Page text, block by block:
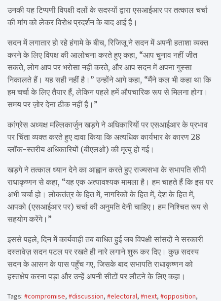
उनकी यह टिप्पणी विपक्षी दलों के सदस्यों द्वारा एसआईआर पर तत्काल चर्चा
की मांग को लेकर विरोध प्रदर्शन के बाद आई है।
सदन में लगातार हो रहे हंगामे के बीच, रिजिजू ने सदन में अपनी हताशा व्यक्त
करने के लिए विपक्ष की आलोचना करते हुए कहा, “आप चुनाव नहीं जीत
सकते, लोग आप पर भरोसा नहीं करते, और आप सदन में अपना गुस्सा
निकालते हैं। यह सही नहीं है।” उन्होंने आगे कहा, “मैंने कल भी कहा था कि
हम चर्चा के लिए तैयार हैं, लेकिन पहले हमें औपचारिक रूप से मिलना होगा।
समय पर ज़ोर देना ठीक नहीं है।”
कांग्रेस अध्यक्ष मल्लिकार्जुन खड़गे ने अधिकारियों पर एसआईआर के प्रभाव
पर चिंता व्यक्त करते हुए दावा किया कि अत्यधिक कार्यभार के कारण 28
ब्लॉक-स्तरीय अधिकारियों (बीएलओ) की मृत्यु हो गई।
खड़गे ने तत्काल ध्यान देने का आह्वान करते हुए राज्यसभा के सभापति सीपी
राधाकृष्णन से कहा, “यह एक अत्यावश्यक मामला है। हम चाहते हैं कि इस पर
अभी चर्चा हो। लोकतंत्र के हित में, नागरिकों के हित में, देश के हित में,
आपको (एसआईआर पर) चर्चा की अनुमति देनी चाहिए। हम निश्चित रूप से
सहयोग करेंगे।”
इससे पहले, दिन में कार्यवाही तब बाधित हुई जब विपक्षी सांसदों ने सरकारी
दस्तावेज़ सदन पटल पर रखते ही नारे लगाने शुरू कर दिए। कुछ सदस्य
सदन के आसन के पास पहुँच गए, जिसके बाद सभापति राधाकृष्णन को
हस्तक्षेप करना पड़ा और उन्हें अपनी सीटों पर लौटने के लिए कहा।
Tags: #compromise, #discussion, #electoral, #next, #opposition,